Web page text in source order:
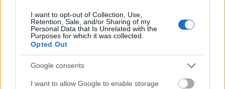
I want to opt-out of Collection, Use,
Retention, Sale, and/or Sharing of my
Personal Data that Is Unrelated with the
Purposes for which it was collected.
Opted Out
Google consents
I want to allow Google to enable storage